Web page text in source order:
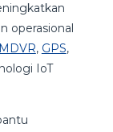
operasional
MDVR, GPS,
IoT